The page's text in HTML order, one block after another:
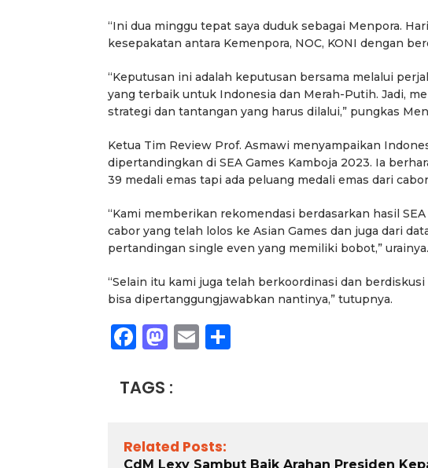
“Ini dua minggu tepat saya duduk sebagai Menpora.
kesepakatan antara Kemenpora, NOC, KONI dengan
“Keputusan ini adalah keputusan bersama melalui
yang terbaik untuk Indonesia dan Merah-Putih. Jadi,
strategi dan tantangan yang harus dilalui,” pungkas
Ketua Tim Review Prof. Asmawi menyampaikan
dipertandingkan di SEA Games Kamboja 2023. Ia
39 medali emas tapi ada peluang medali emas dari
“Kami memberikan rekomendasi berdasarkan hasil
cabor yang telah lolos ke Asian Games dan juga dari
pertandingan single even yang memiliki bobot,” urainya.
“Selain itu kami juga telah berkoordinasi dan
bisa dipertanggungjawabkan nantinya,” tutupnya.
Facebook
Mastodon
Email
TAGS :
Related Posts:
CdM Lexy Sambut Baik Arahan Presiden